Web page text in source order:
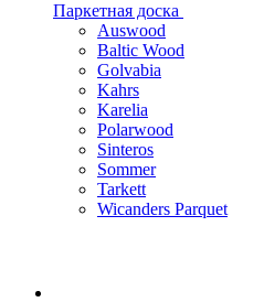
Паркетная доска
Auswood
Baltic Wood
Golvabia
Kahrs
Karelia
Polarwood
Sinteros
Sommer
Tarkett
Wicanders Parquet